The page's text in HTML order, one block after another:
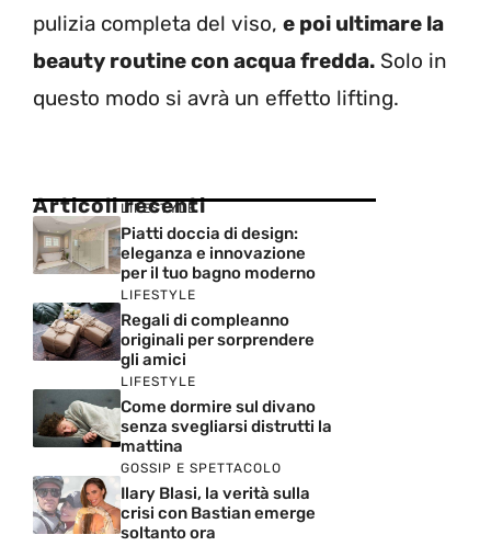
pulizia completa del viso, e poi ultimare la
beauty routine con acqua fredda. Solo in
questo modo si avrà un effetto lifting.
Articoli recenti
LIFESTYLE
Piatti doccia di design:
eleganza e innovazione
per il tuo bagno moderno
LIFESTYLE
Regali di compleanno
originali per sorprendere
gli amici
LIFESTYLE
Come dormire sul divano
senza svegliarsi distrutti la
mattina
GOSSIP E SPETTACOLO
Ilary Blasi, la verità sulla
crisi con Bastian emerge
soltanto ora